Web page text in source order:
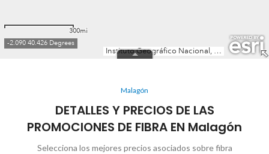
Malagón
DETALLES Y PRECIOS DE LAS
PROMOCIONES DE FIBRA EN Malagón
Selecciona los mejores precios asociados sobre fibra